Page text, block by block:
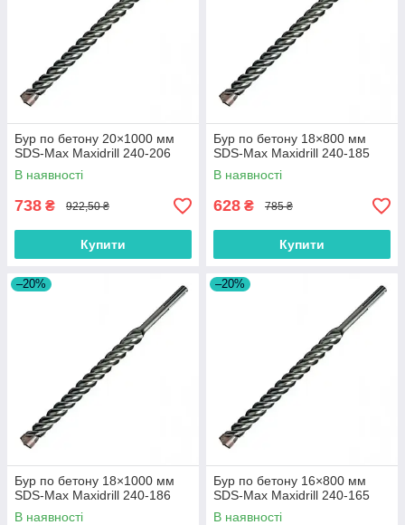
Бур по бетону 20×1000 мм
SDS-Max Maxidrill 240-206
В наявності
738 ₴ 922,50 ₴
Купити
Бур по бетону 18×800 мм
SDS-Max Maxidrill 240-185
В наявності
628 ₴ 785 ₴
Купити
–20%
Бур по бетону 18×1000 мм
SDS-Max Maxidrill 240-186
В наявності
–20%
Бур по бетону 16×800 мм
SDS-Max Maxidrill 240-165
В наявності